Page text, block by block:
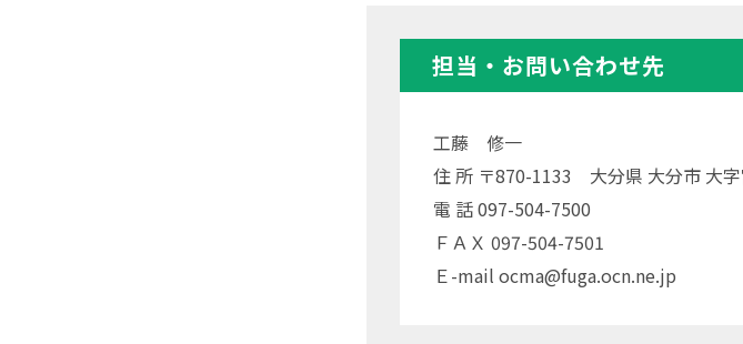
担当・お問い合わせ先
工藤 修一
住 所 〒870-1133 大分県 大分市 大字
電 話 097-504-7500
ＦＡＸ 097-504-7501
Ｅ-mail ocma@fuga.ocn.ne.jp